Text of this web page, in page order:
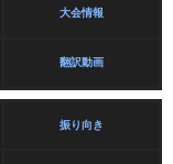
大会情報
翻訳動画
振り向き